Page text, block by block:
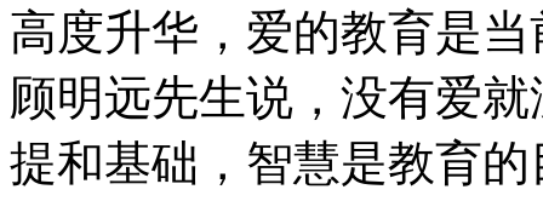
高度升华，爱的教育是
顾明远先生说，没有爱
提和基础，智慧是教育